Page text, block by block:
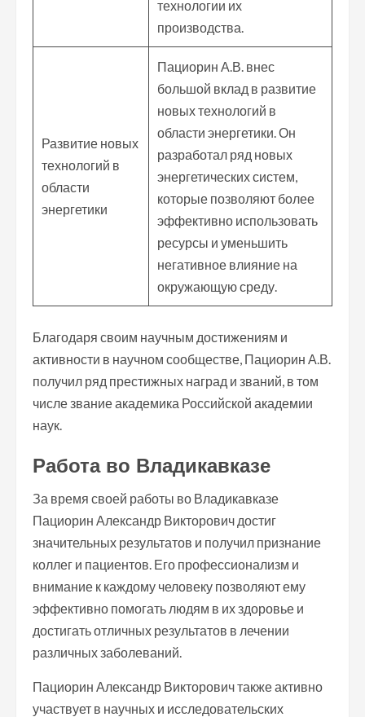
технологии их
производства.
Развитие новых
технологий в
области
энергетики
Пациорин А.В. внес
большой вклад в развитие
новых технологий в
области энергетики. Он
разработал ряд новых
энергетических систем,
которые позволяют более
эффективно использовать
ресурсы и уменьшить
негативное влияние на
окружающую среду.
Благодаря своим научным достижениям и
активности в научном сообществе, Пациорин А.В.
получил ряд престижных наград и званий, в том
числе звание академика Российской академии
наук.
Работа во Владикавказе
За время своей работы во Владикавказе
Пациорин Александр Викторович достиг
значительных результатов и получил признание
коллег и пациентов. Его профессионализм и
внимание к каждому человеку позволяют ему
эффективно помогать людям в их здоровье и
достигать отличных результатов в лечении
различных заболеваний.
Пациорин Александр Викторович также активно
участвует в научных и исследовательских